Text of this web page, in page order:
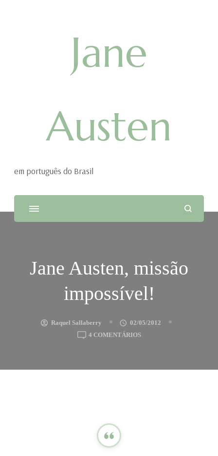
Jane
Austen
em português do Brasil
Jane Austen, missão
impossível!
Raquel Sallaberry
02/05/2012
4 COMENTÁRIOSEM
MISSÃO